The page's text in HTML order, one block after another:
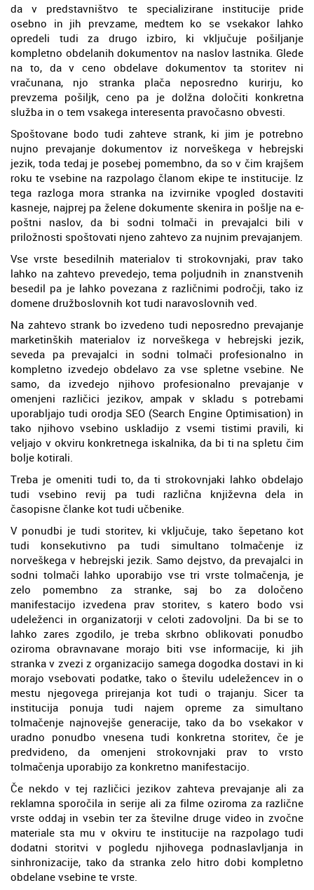
da v predstavništvo te specializirane institucije pride
osebno in jih prevzame, medtem ko se vsekakor lahko
opredeli tudi za drugo izbiro, ki vključuje pošiljanje
kompletno obdelanih dokumentov na naslov lastnika. Glede
na to, da v ceno obdelave dokumentov ta storitev ni
vračunana, njo stranka plača neposredno kurirju, ko
prevzema pošiljk, ceno pa je dolžna določiti konkretna
služba in o tem vsakega interesenta pravočasno obvesti.
Spoštovane bodo tudi zahteve strank, ki jim je potrebno
nujno prevajanje dokumentov iz norveškega v hebrejski
jezik, toda tedaj je posebej pomembno, da so v čim krajšem
roku te vsebine na razpolago članom ekipe te institucije. Iz
tega razloga mora stranka na izvirnike vpogled dostaviti
kasneje, najprej pa želene dokumente skenira in pošlje na e-
poštni naslov, da bi sodni tolmači in prevajalci bili v
priložnosti spoštovati njeno zahtevo za nujnim prevajanjem.
Vse vrste besedilnih materialov ti strokovnjaki, prav tako
lahko na zahtevo prevedejo, tema poljudnih in znanstvenih
besedil pa je lahko povezana z različnimi področji, tako iz
domene družboslovnih kot tudi naravoslovnih ved.
Na zahtevo strank bo izvedeno tudi neposredno prevajanje
marketinških materialov iz norveškega v hebrejski jezik,
seveda pa prevajalci in sodni tolmači profesionalno in
kompletno izvedejo obdelavo za vse spletne vsebine. Ne
samo, da izvedejo njihovo profesionalno prevajanje v
omenjeni različici jezikov, ampak v skladu s potrebami
uporabljajo tudi orodja SEO (Search Engine Optimisation) in
tako njihovo vsebino uskladijo z vsemi tistimi pravili, ki
veljajo v okviru konkretnega iskalnika, da bi ti na spletu čim
bolje kotirali.
Treba je omeniti tudi to, da ti strokovnjaki lahko obdelajo
tudi vsebino revij pa tudi različna književna dela in
časopisne članke kot tudi učbenike.
V ponudbi je tudi storitev, ki vključuje, tako šepetano kot
tudi konsekutivno pa tudi simultano tolmačenje iz
norveškega v hebrejski jezik. Samo dejstvo, da prevajalci in
sodni tolmači lahko uporabijo vse tri vrste tolmačenja, je
zelo pomembno za stranke, saj bo za določeno
manifestacijo izvedena prav storitev, s katero bodo vsi
udeleženci in organizatorji v celoti zadovoljni. Da bi se to
lahko zares zgodilo, je treba skrbno oblikovati ponudbo
oziroma obravnavane morajo biti vse informacije, ki jih
stranka v zvezi z organizacijo samega dogodka dostavi in ki
morajo vsebovati podatke, tako o številu udeležencev in o
mestu njegovega prirejanja kot tudi o trajanju. Sicer ta
institucija ponuja tudi najem opreme za simultano
tolmačenje najnovejše generacije, tako da bo vsekakor v
uradno ponudbo vnesena tudi konkretna storitev, če je
predvideno, da omenjeni strokovnjaki prav to vrsto
tolmačenja uporabijo za konkretno manifestacijo.
Če nekdo v tej različici jezikov zahteva prevajanje ali za
reklamna sporočila in serije ali za filme oziroma za različne
vrste oddaj in vsebin ter za številne druge video in zvočne
materiale sta mu v okviru te institucije na razpolago tudi
dodatni storitvi v pogledu njihovega podnaslavljanja in
sinhronizacije, tako da stranka zelo hitro dobi kompletno
obdelane vsebine te vrste.